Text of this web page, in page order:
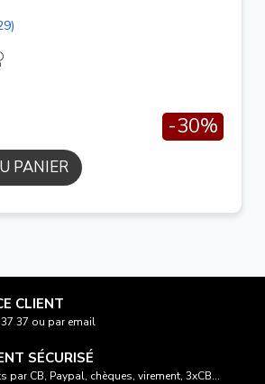
-30%
PANIER
CLIENT
37 ou par email
SÉCURISÉ
par CB, Paypal, chèques, virement, 3xCB...